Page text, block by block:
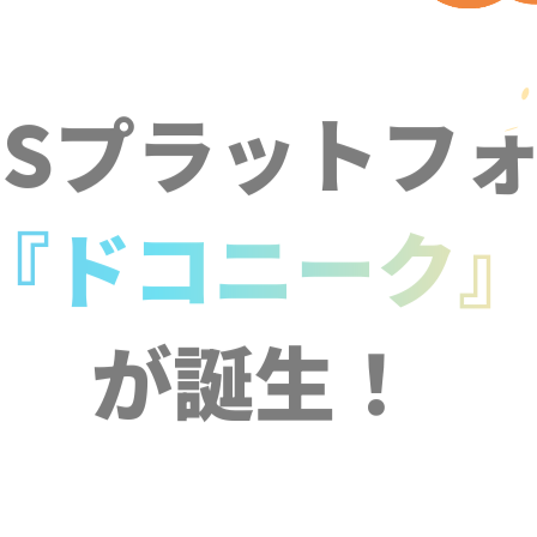
プラットフ
ドコニーク』
が誕生！